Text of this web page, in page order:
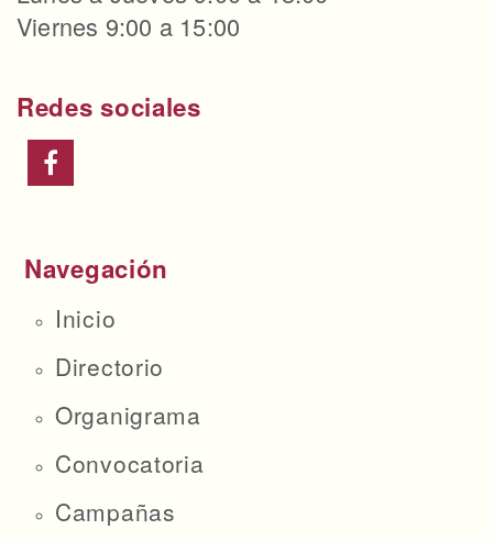
Viernes 9:00 a 15:00
Redes sociales
Navegación
Inicio
Directorio
Organigrama
Convocatoria
Campañas